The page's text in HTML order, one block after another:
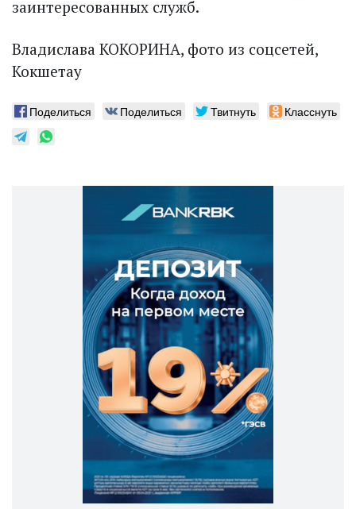
заинтересованных служб.
Владислава КОКОРИНА, фото из соцсетей,
Кокшетау
Поделиться Поделиться Твитнуть Класснуть